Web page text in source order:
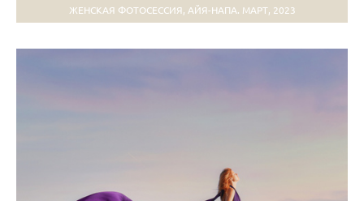
ЖЕНСКАЯ ФОТОСЕССИЯ, АЙЯ-НАПА. МАРТ, 2023